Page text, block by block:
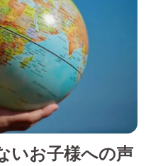
いお子様への声